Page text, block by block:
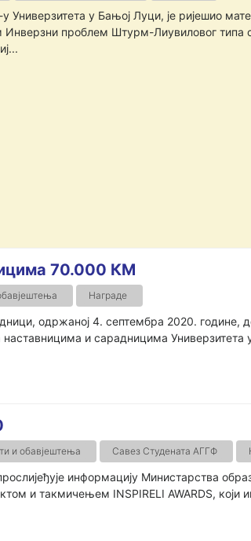
у Бањој Луци, је ријешио
проблем Штурм-Лиувиловог типа
70.000 КМ
Награде
одржаној 4. септембра 2020. године,
и сарадницима Универзитета
и обавјештења Савез Студената АГГФ
информацију Министарства
и такмичењем INSPIRELI AWARDS, који